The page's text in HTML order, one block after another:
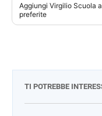
Aggiungi Virgilio Scuola
preferite
TI POTREBBE